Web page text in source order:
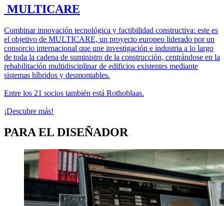
MULTICARE
Combinar innovación tecnológica y factibilidad constructiva: este es
el objetivo de MULTICARE, un proyecto europeo liderado por un
consorcio internacional que une investigación e industria a lo largo
de toda la cadena de suministro de la construcción, centrándose en la
rehabilitación multidisciplinar de edificios existentes mediante
sistemas híbridos y desmontables.
Entre los 21 socios también está Rothoblaas.
¡Descubre más!
PARA EL DISEÑADOR